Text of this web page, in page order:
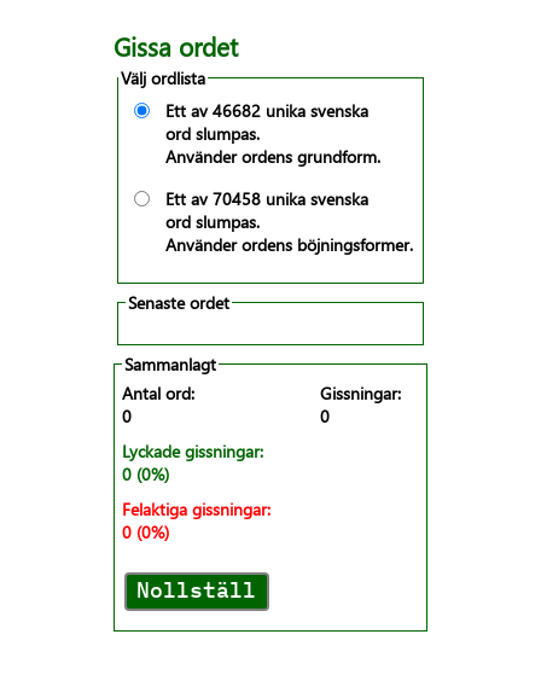
Gissa ordet
Välj ordlista
Ett av 46682 unika svenska
ord slumpas.
Använder ordens grundform.
Ett av 70458 unika svenska
ord slumpas.
Använder ordens böjningsformer.
Senaste ordet
Sammanlagt
Antal ord:
0
Gissningar:
0
Lyckade gissningar:
0 (0%)
Felaktiga gissningar:
0 (0%)